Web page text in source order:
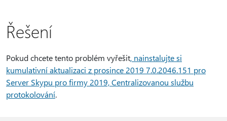
Řešení
Pokud chcete tento problém vyřešit, nainstalujte si
kumulativní aktualizaci z prosince 2019 7.0.2046.151 pro
Server Skypu pro firmy 2019, Centralizovanou službu
protokolování.